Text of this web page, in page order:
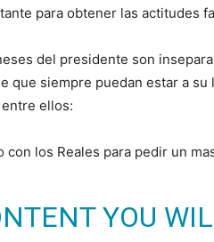
para obtener las actitudes
del presidente son
que siempre puedan estar a su
ellos:
los Reales para pedir un
YOU